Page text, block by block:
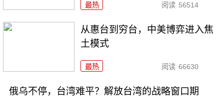
最热 阅读 56514
从惠台到穷台，中美博弈进入焦
土模式
最热 阅读 66630
俄乌不停，台湾难平？解放台湾的战略窗口期